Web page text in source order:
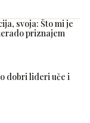
svoja: Što mi je
priznajem
dobri lideri uče i